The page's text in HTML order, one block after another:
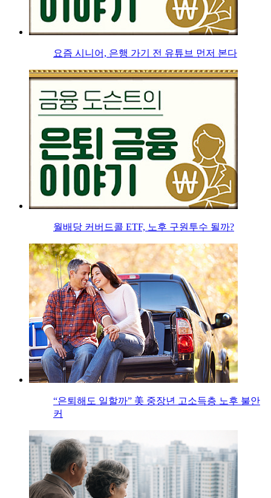
요즘 시니어, 은행 가기 전 유튜브 먼저 본다
월배당 커버드콜 ETF, 노후 구원투수 될까?
“은퇴해도 일할까” 美 중장년 고소득층 노후 불안
커